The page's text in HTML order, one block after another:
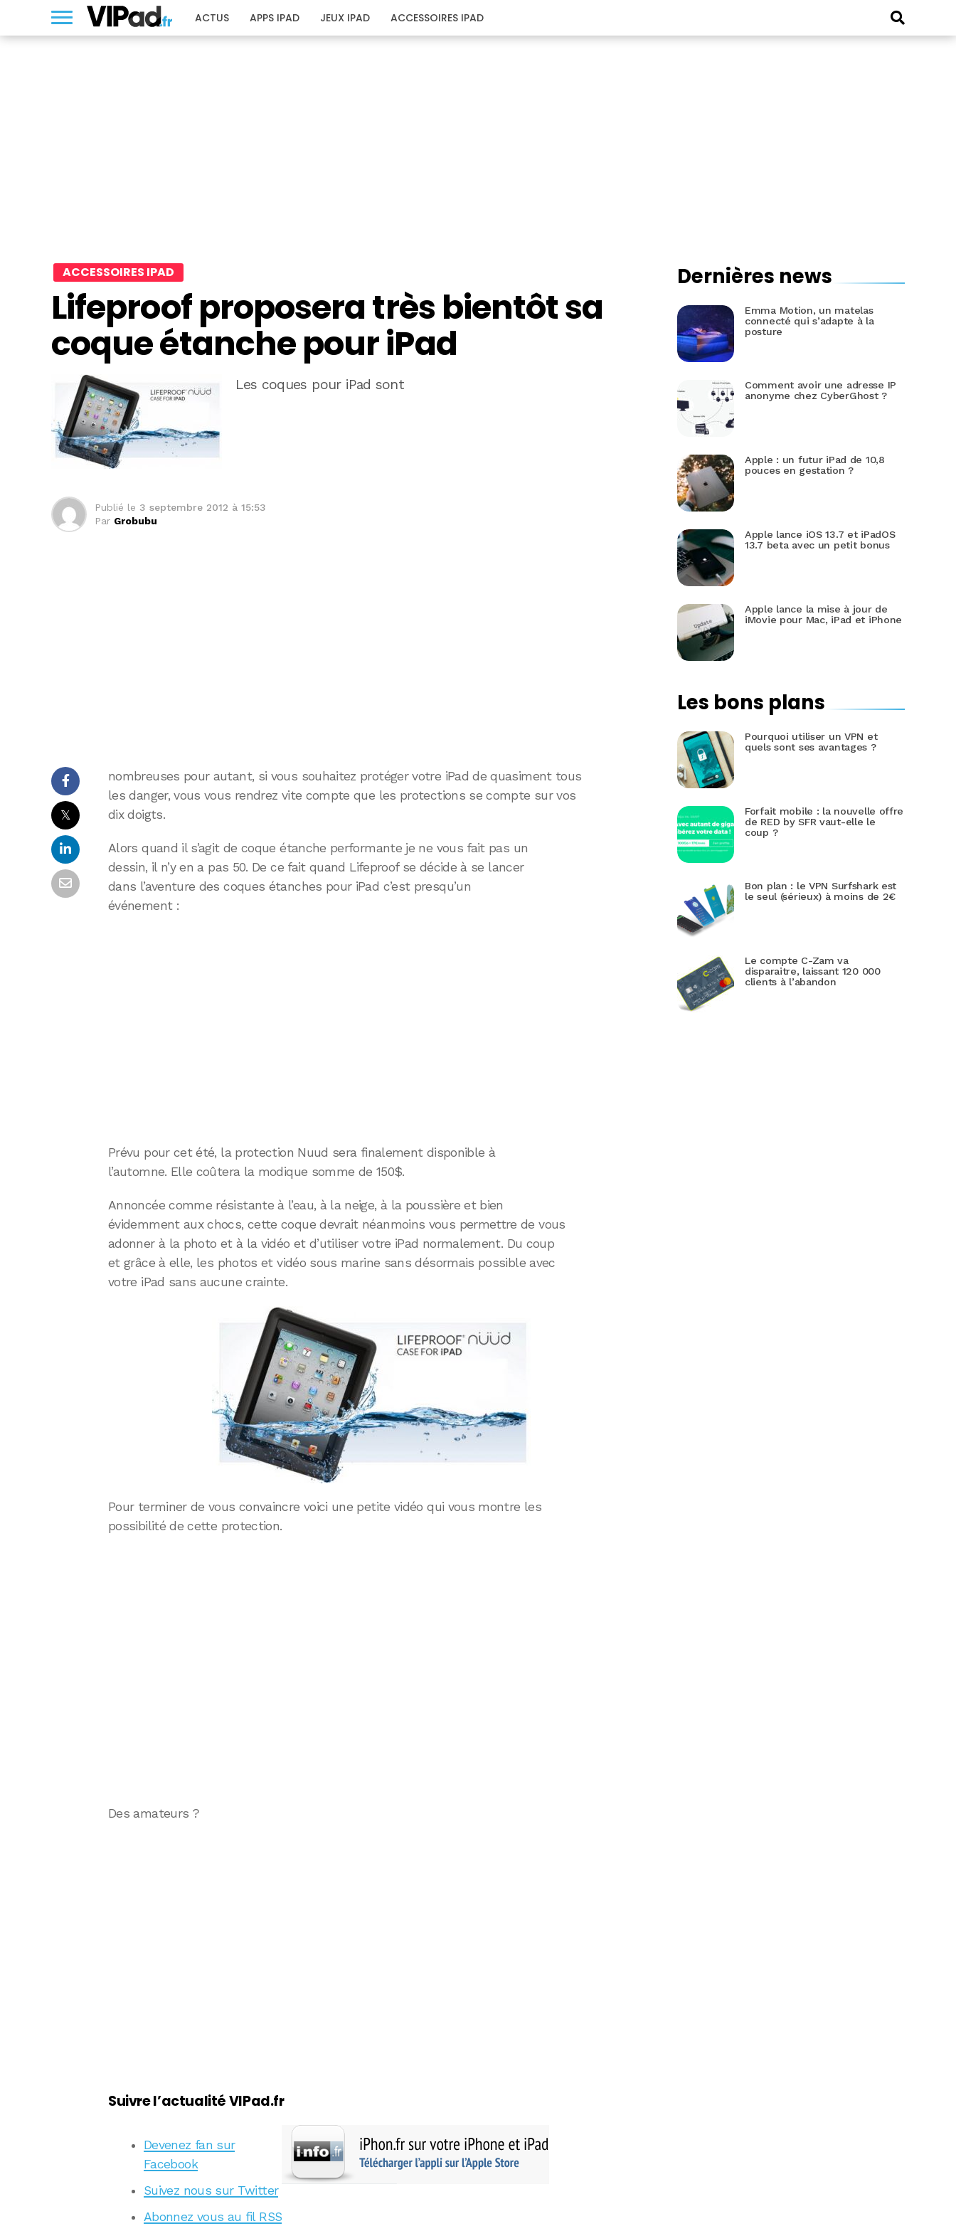
ACTUS APPS IPAD JEUX IPAD ACCESSOIRES IPAD
ACCESSOIRES IPAD
Lifeproof proposera très bientôt sa
coque étanche pour iPad
Les coques pour iPad sont
Publié le 3 septembre 2012 à 15:53
Par Grobubu
𝕏
nombreuses pour autant, si vous souhaitez protéger votre iPad de quasiment tous
les danger, vous vous rendrez vite compte que les protections se compte sur vos
dix doigts.
Alors quand il s’agit de coque étanche performante je ne vous fait pas un
dessin, il n’y en a pas 50. De ce fait quand Lifeproof se décide à se lancer
dans l’aventure des coques étanches pour iPad c’est presqu’un
événement :
Prévu pour cet été, la protection Nuud sera finalement disponible à
l’automne. Elle coûtera la modique somme de 150$.
Annoncée comme résistante à l’eau, à la neige, à la poussière et bien
évidemment aux chocs, cette coque devrait néanmoins vous permettre de vous
adonner à la photo et à la vidéo et d’utiliser votre iPad normalement. Du coup
et grâce à elle, les photos et vidéo sous marine sans désormais possible avec
votre iPad sans aucune crainte.
Pour terminer de vous convaincre voici une petite vidéo qui vous montre les
possibilité de cette protection.
Des amateurs ?
Suivre l’actualité VIPad.fr
Devenez fan sur
Facebook
Suivez nous sur Twitter
Abonnez vous au fil RSS
Dernières news
Emma Motion, un matelas
connecté qui s’adapte à la
posture
Comment avoir une adresse IP
anonyme chez CyberGhost ?
Apple : un futur iPad de 10,8
pouces en gestation ?
Apple lance iOS 13.7 et iPadOS
13.7 beta avec un petit bonus
Apple lance la mise à jour de
iMovie pour Mac, iPad et iPhone
Les bons plans
Pourquoi utiliser un VPN et
quels sont ses avantages ?
Forfait mobile : la nouvelle offre
de RED by SFR vaut-elle le
coup ?
Bon plan : le VPN Surfshark est
le seul (sérieux) à moins de 2€
Le compte C-Zam va
disparaitre, laissant 120 000
clients à l’abandon